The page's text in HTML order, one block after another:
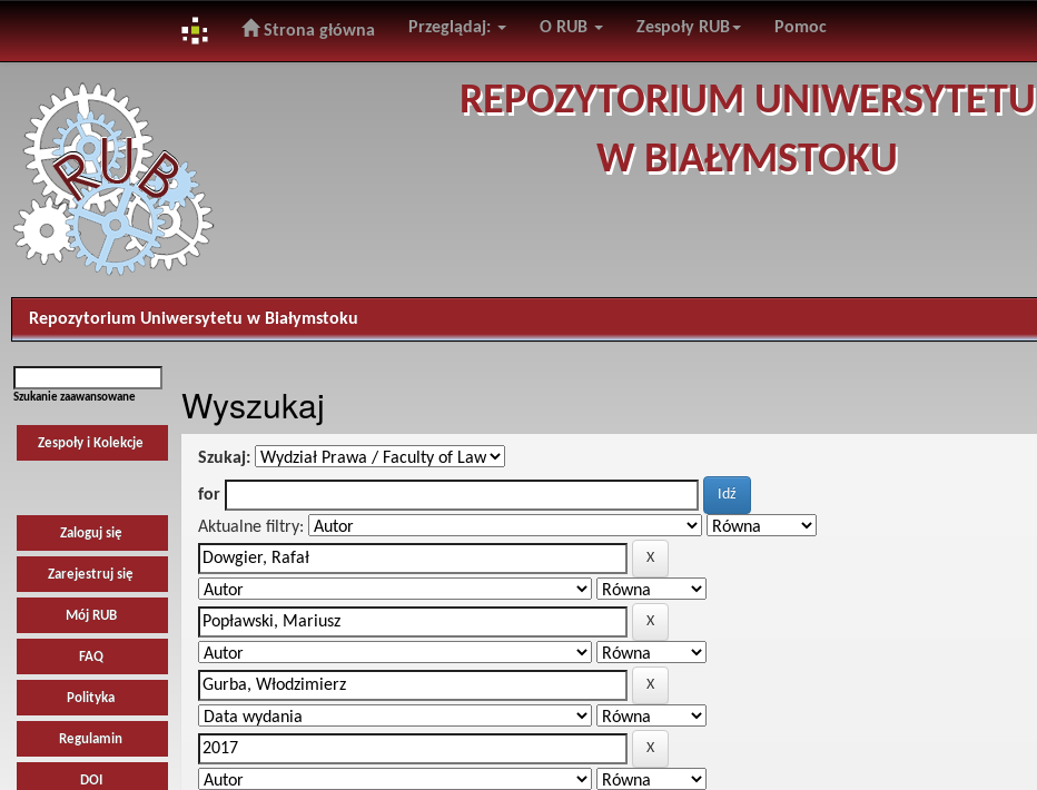
navigation
Strona główna Przeglądaj: O RUB Zespoły RUB Pomoc
REPOZYTORIUM UNIWERSYTETU
W BIAŁYMSTOKU
Repozytorium Uniwersytetu w Białymstoku
Szukanie zaawansowane
Zespoły i Kolekcje
Zaloguj się
Zarejestruj się
Mój RUB
FAQ
Polityka
Regulamin
DOI
Wyszukaj
Szukaj:
for
Aktualne filtry: